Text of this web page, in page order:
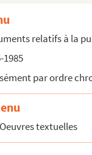
relatifs à la
1985
par ordre
Oeuvres textuelles